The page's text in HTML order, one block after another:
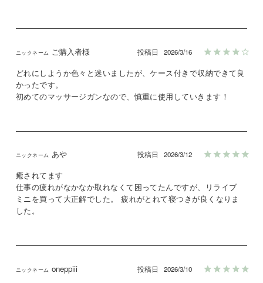
ご購入者様 投稿日 2026/3/16
どれにしようか色々と迷いましたが、ケース付きで収納できて良
かったです。
初めてのマッサージガンなので、慎重に使用していきます！
あや 投稿日 2026/3/12
癒されてます
仕事の疲れがなかなか取れなくて困ってたんですが、リライブ
ミニを買って大正解でした。 疲れがとれて寝つきが良くなりま
した。
oneppiii 投稿日 2026/3/10